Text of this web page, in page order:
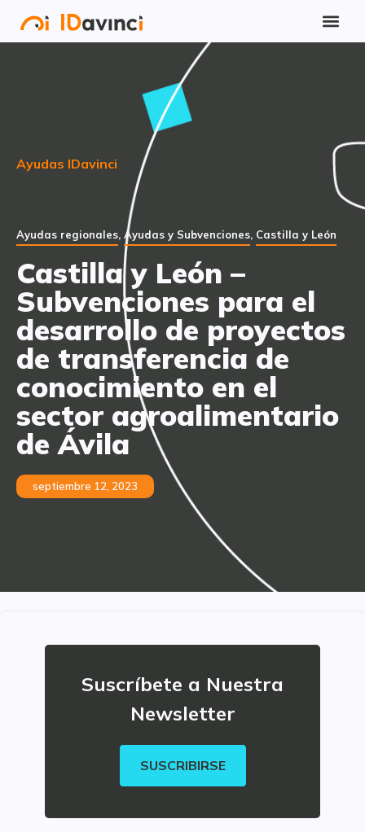
Ayudas IDavinci
Ayudas regionales, Ayudas y Subvenciones, Castilla y León
Castilla y León –
Subvenciones para el
desarrollo de proyectos
de transferencia de
conocimiento en el
sector agroalimentario
de Ávila
septiembre 12, 2023
Suscríbete a Nuestra
Newsletter
SUSCRIBIRSE